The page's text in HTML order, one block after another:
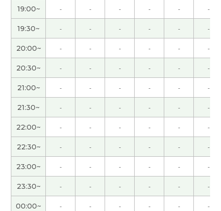
好久不见，谢谢你
你也加油吧！！
津巴布韋元的话，通关了呀 ( 30代 男性 )
不管怎么说自己的父母说的70，80%是对的。他们
为你好才这样说，所以孩子们值得参考。不过关键
是值得参考，并不是盲目地听取听他们的。孩子们
也有主见，有自己的思考( 男性 )
谢谢老师上课。是的，这问题已经到了刻不容缓的
地步了。有很多应届毕业生尝到了苦辣酸甜。我也
很心痛。我但愿他们早日找到用武之地。下次见。
50代 男性 )
19:00~ - - - - - -
19:30~ - - - - - -
20:00~ - - - - - -
20:30~ - - - - - -
21:00~ - - - - - -
21:30~ - - - - - -
22:00~ - - - - - -
22:30~ - - - - - -
23:00~ - - - - - -
23:30~ - - - - - -
00:00~ - - - - - -